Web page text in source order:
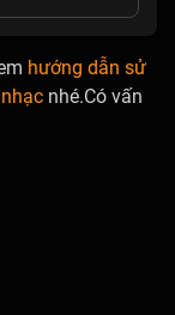
hướng dẫn sử
nhé.Có vấn